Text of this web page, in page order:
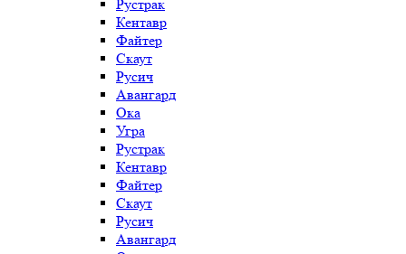
Рустрак
Кентавр
Файтер
Скаут
Русич
Авангард
Ока
Угра
Рустрак
Кентавр
Файтер
Скаут
Русич
Авангард